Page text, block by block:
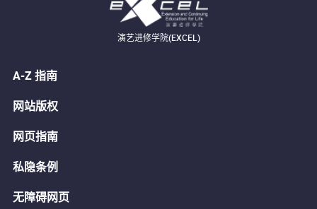
演艺进修学院(EXCEL)
A-Z 指南
网站版权
网页指南
私隐条例
无障碍网页